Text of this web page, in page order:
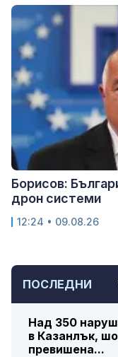
ПОСЛЕДНИ
Над 350
в Казанлък,
превишена...
Борисов:
дрон системи
12:24 • 09.08.26